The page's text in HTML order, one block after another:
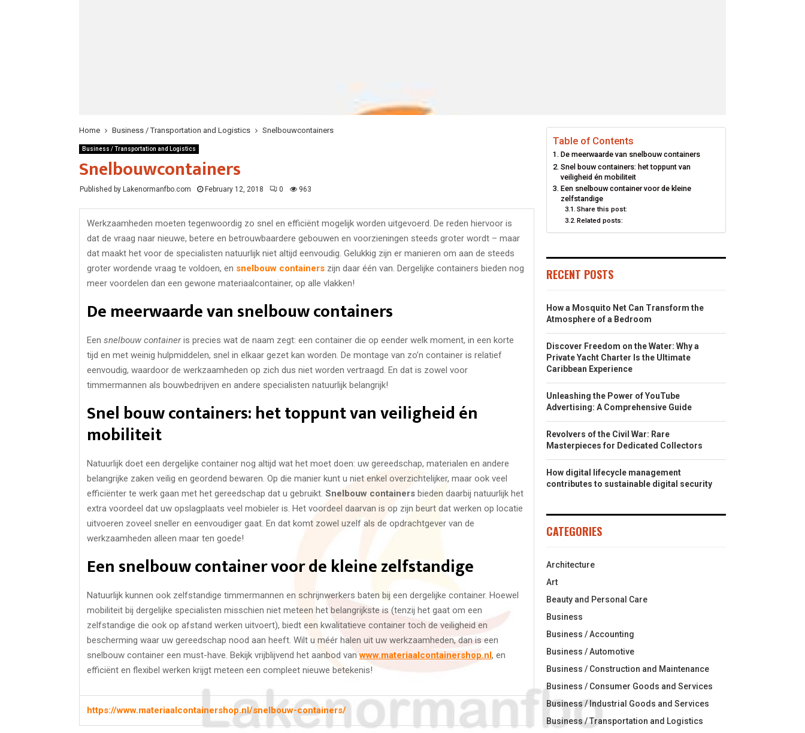
Home Business / Transportation and Logistics Snelbouwcontainers
Business / Transportation and Logistics
Snelbouwcontainers
Published by Lakenormanfbo.com February 12, 2018 0 963
Werkzaamheden moeten tegenwoordig zo snel en efficiënt mogelijk worden uitgevoerd. De reden hiervoor is
dat de vraag naar nieuwe, betere en betrouwbaardere gebouwen en voorzieningen steeds groter wordt – maar
dat maakt het voor de specialisten natuurlijk niet altijd eenvoudig. Gelukkig zijn er manieren om aan de steeds
groter wordende vraag te voldoen, en snelbouw containers zijn daar één van. Dergelijke containers bieden nog
meer voordelen dan een gewone materiaalcontainer, op alle vlakken!
De meerwaarde van snelbouw containers
Een snelbouw containeris precies wat de naam zegt: een container die op eender welk moment, in een korte
tijd en met weinig hulpmiddelen, snel in elkaar gezet kan worden. De montage van zo’n container is relatief
eenvoudig, waardoor de werkzaamheden op zich dus niet worden vertraagd. En dat is zowel voor
timmermannen als bouwbedrijven en andere specialisten natuurlijk belangrijk!
Snel bouw containers: het toppunt van veiligheid én
mobiliteit
Natuurlijk doet een dergelijke container nog altijd wat het moet doen: uw gereedschap, materialen en andere
belangrijke zaken veilig en geordend bewaren. Op die manier kunt u niet enkel overzichtelijker, maar ook veel
efficiënter te werk gaan met het gereedschap dat u gebruikt. Snelbouw containers bieden daarbij natuurlijk het
extra voordeel dat uw opslagplaats veel mobieler is. Het voordeel daarvan is op zijn beurt dat werken op locatie
uitvoeren zoveel sneller en eenvoudiger gaat. En dat komt zowel uzelf als de opdrachtgever van de
werkzaamheden alleen maar ten goede!
Een snelbouw container voor de kleine zelfstandige
Natuurlijk kunnen ook zelfstandige timmermannen en schrijnwerkers baten bij een dergelijke container. Hoewel
mobiliteit bij dergelijke specialisten misschien niet meteen het belangrijkste is (tenzij het gaat om een
zelfstandige die ook op afstand werken uitvoert), biedt een kwalitatieve container toch de veiligheid en
bescherming waar uw gereedschap nood aan heeft. Wilt u méér halen uit uw werkzaamheden, dan is een
snelbouw container een must-have. Bekijk vrijblijvend het aanbod vanwww.materiaalcontainershop.nl, en
efficiënt en flexibel werken krijgt meteen een compleet nieuwe betekenis!
https://www.materiaalcontainershop.nl/snelbouw-containers/
Table of Contents
De meerwaarde van snelbouw containers
Snel bouw containers: het toppunt van
veiligheid én mobiliteit
Een snelbouw container voor de kleine
zelfstandige
Share this post:
Related posts:
RECENT POSTS
How a Mosquito Net Can Transform the
Atmosphere of a Bedroom
Discover Freedom on the Water: Why a
Private Yacht Charter Is the Ultimate
Caribbean Experience
Unleashing the Power of YouTube
Advertising: A Comprehensive Guide
Revolvers of the Civil War: Rare
Masterpieces for Dedicated Collectors
How digital lifecycle management
contributes to sustainable digital security
CATEGORIES
Architecture
Art
Beauty and Personal Care
Business
Business / Accounting
Business / Automotive
Business / Construction and Maintenance
Business / Consumer Goods and Services
Business / Industrial Goods and Services
Business / Transportation and Logistics